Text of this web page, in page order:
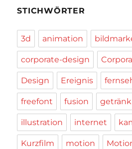
STICHWÖRTER
3d animation
corporate-design
Design Ereignis
freefont fusion getränk
illustration internet
Kurzfilm motion